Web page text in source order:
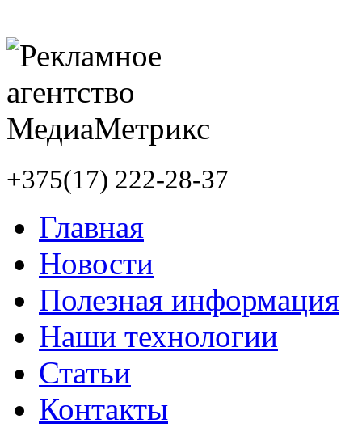
+375(17) 222-28-37
Главная
Новости
Полезная информация
Наши технологии
Статьи
Контакты